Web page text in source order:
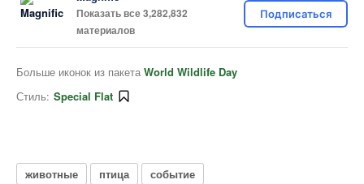
Показать все 3,282,832
материалов
Подписаться
Больше иконок из пакета World Wildlife Day
Стиль: Special Flat
животные птица
событие